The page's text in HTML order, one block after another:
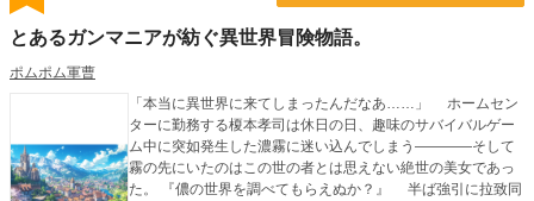
とあるガンマニアが紡ぐ異世界冒険物語。
ポムポム軍曹
「本当に異世界に来てしまったんだなあ……」 ホームセン
ターに勤務する榎本孝司は休日の日、趣味のサバイバルゲー
ム中に突如発生した濃霧に迷い込んでしまう――――そして
霧の先にいたのはこの世の者とは思えない絶世の美女であっ
た。 『儂の世界を調べてもらえぬか？』 半ば強引に拉致同